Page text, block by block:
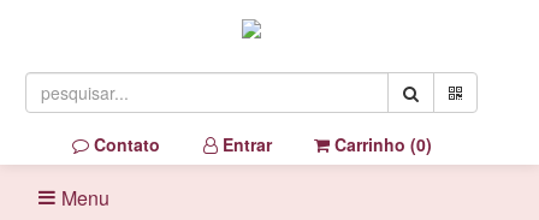
Contato Entrar Carrinho (0)
Menu